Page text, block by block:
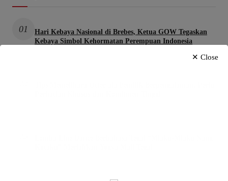
01
Hari Kebaya Nasional di Brebes, Ketua GOW Tegaskan
Kebaya Simbol Kehormatan Perempuan Indonesia
✕ Close